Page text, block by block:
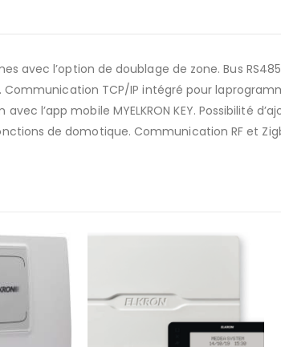
avec l’option de doublage de zone. Bus
Communication TCP/IP intégré pour
l’app mobile MYELKRON KEY. Possibilité
de domotique. Communication RF et